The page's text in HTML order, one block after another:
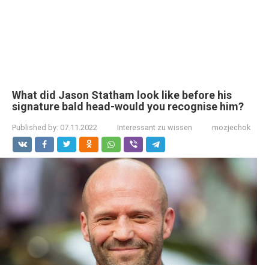
What did Jason Statham look like before his
signature bald head-would you recognise him?
Published by: 07.11.2022 Interessant zu wissen mozjechok